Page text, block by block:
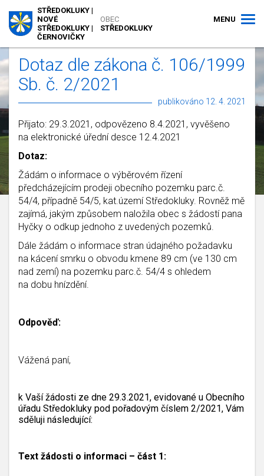
OBEC
STŘEDOKLUKY
STŘEDOKLUKY |
NOVÉ
STŘEDOKLUKY |
ČERNOVIČKY
MENU
Dotaz dle zákona č. 106/1999
Sb. č. 2/2021
publikováno 12. 4. 2021
Přijato: 29.3.2021, odpovězeno 8.4.2021, vyvěšeno
na elektronické úřední desce 12.4.2021
Dotaz:
Žádám o informace o výběrovém řízení
předcházejícím prodeji obecního pozemku parc.č.
54/4, případně 54/5, kat.území Středokluky. Rovněž mě
zajímá, jakým způsobem naložila obec s žádostí pana
Hyčky o odkup jednoho z uvedených pozemků.
Dále žádám o informace stran údajného požadavku
na kácení smrku o obvodu kmene 89 cm (ve 130 cm
nad zemí) na pozemku parc.č. 54/4 s ohledem
na dobu hnízdění.
Odpověď:
Vážená paní,
k Vaší žádosti ze dne 29.3.2021, evidované u Obecního
úřadu Středokluky pod pořadovým číslem 2/2021, Vám
sděluji následující:
Text žádosti o informaci – část 1: